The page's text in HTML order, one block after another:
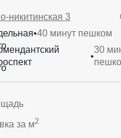
никитинская 3
•40 минут пешком
•
30
за м2